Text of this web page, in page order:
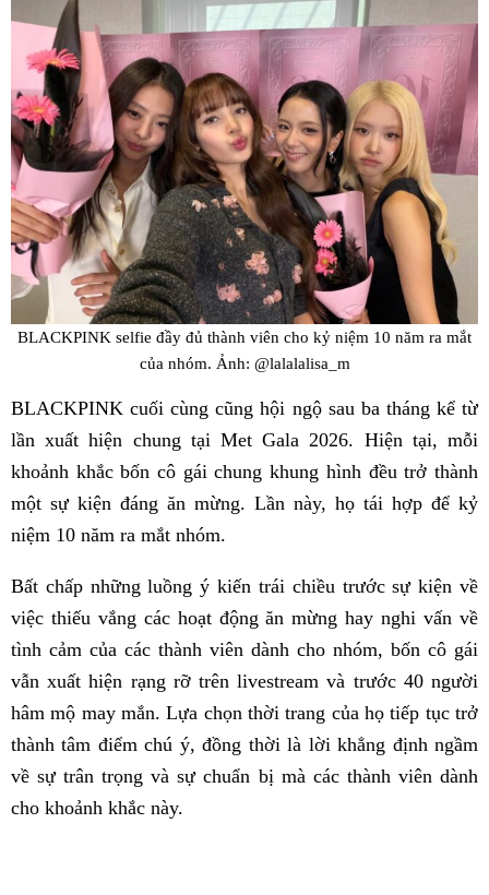
BLACKPINK selfie đầy đủ thành viên cho kỷ niệm 10 năm ra mắt
của nhóm. Ảnh: @lalalalisa_m
BLACKPINK cuối cùng cũng hội ngộ sau ba tháng kể từ
lần xuất hiện chung tại Met Gala 2026. Hiện tại, mỗi
khoảnh khắc bốn cô gái chung khung hình đều trở thành
một sự kiện đáng ăn mừng. Lần này, họ tái hợp để kỷ
niệm 10 năm ra mắt nhóm.
Bất chấp những luồng ý kiến trái chiều trước sự kiện về
việc thiếu vắng các hoạt động ăn mừng hay nghi vấn về
tình cảm của các thành viên dành cho nhóm, bốn cô gái
vẫn xuất hiện rạng rỡ trên livestream và trước 40 người
hâm mộ may mắn. Lựa chọn thời trang của họ tiếp tục trở
thành tâm điểm chú ý, đồng thời là lời khẳng định ngầm
về sự trân trọng và sự chuẩn bị mà các thành viên dành
cho khoảnh khắc này.